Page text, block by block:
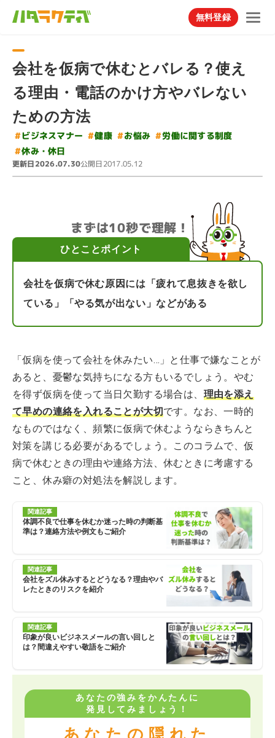
無料登録
会社を仮病で休むとバレる？使え
る理由・電話のかけ方やバレない
ための方法
#ビジネスマナー #健康 #お悩み #労働に関する制度
#休み・休日
更新日2026.07.30公開日2017.05.12
まずは10秒で理解！
ひとことポイント
会社を仮病で休む原因には「疲れて息抜きを欲し
ている」「やる気が出ない」などがある
「仮病を使って会社を休みたい…」と仕事で嫌なことが
あると、憂鬱な気持ちになる方もいるでしょう。やむ
を得ず仮病を使って当日欠勤する場合は、 理由を添え
て早めの連絡を入れることが大切です。なお、一時的
なものではなく、頻繁に仮病で休むようならきちんと
対策を講じる必要があるでしょう。このコラムで、仮
病で休むときの理由や連絡方法、休むときに考慮する
こと、休み癖の対処法を解説します。
関連記事
体調不良で仕事を休むか迷った時の判断基
準は？連絡方法や例文もご紹介
関連記事
会社をズル休みするとどうなる？理由やバ
レたときのリスクを紹介
関連記事
印象が良いビジネスメールの言い回しと
は？間違えやすい敬語をご紹介
あなたの強みをかんたんに
発見してみましょう！
あなたの隠れた